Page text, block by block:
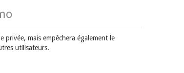
mais empêchera également le
utilisateurs.